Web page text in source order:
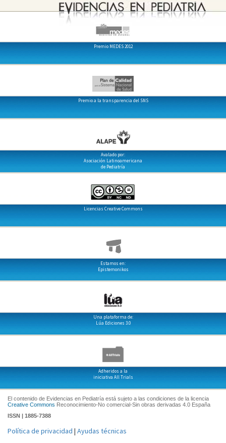
Premio MEDES 2012
Premio a la transparencia del SNS
Avalado por:
Asociación Latinoamericana
de Pediatría
Licencias Creative Commons
Estamos en:
Epistemonikos
Una plataforma de:
Lúa Ediciones 3.0
Adheridos a la
iniciativa All Trials
El contenido de Evidencias en Pediatría está sujeto a las condiciones de la licencia
Creative Commons Reconocimiento-No comercial-Sin obras derivadas 4.0 España
ISSN | 1885-7388
Política de privacidad | Ayudas técnicas